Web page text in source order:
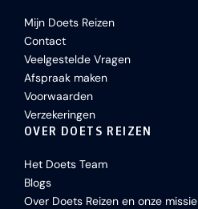
Mijn Doets Reizen
Contact
Veelgestelde Vragen
Afspraak maken
Voorwaarden
Verzekeringen
OVER DOETS REIZEN
Het Doets Team
Blogs
Over Doets Reizen en onze missie